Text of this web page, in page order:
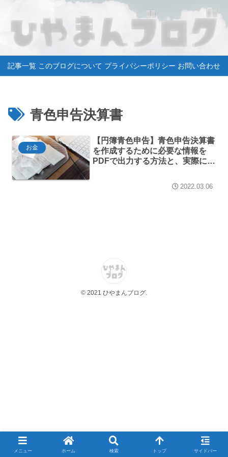
記事一覧 このブログについて プライバシーポリシー お問い合わせ
青色申告決算書
お金
【円簿青色申告】青色申告決算書
を作成するために必要な情報を
PDFで出力する方法と、実際に確
決算書を作成する方法【個人事
2022.03.06
© 2021 ひやまんブログ.
メニュー ホーム 検索 トップ サイドバー